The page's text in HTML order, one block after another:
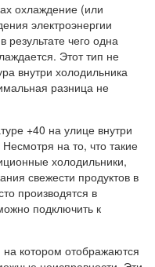
охлаждение (или
электроэнергии
результате чего одна
Этот тип не
внутри холодильника
разница не
+40 на улице внутри
на то, что такие
холодильники,
свежести продуктов в
производятся в
подключить к
котором отображаются